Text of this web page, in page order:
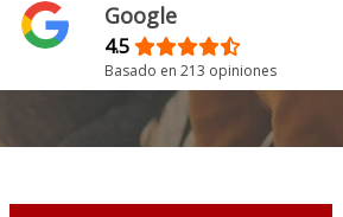
Google
4.5
Basado en 213 opiniones